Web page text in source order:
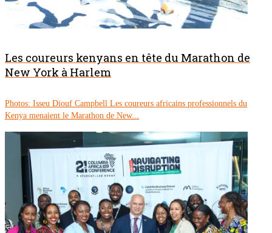
Les coureurs kenyans en tête du Marathon de
New York à Harlem
Photos: Isseu Diouf Campbell Les coureurs africains professionnels du
Kenya menaient le Marathon de New...